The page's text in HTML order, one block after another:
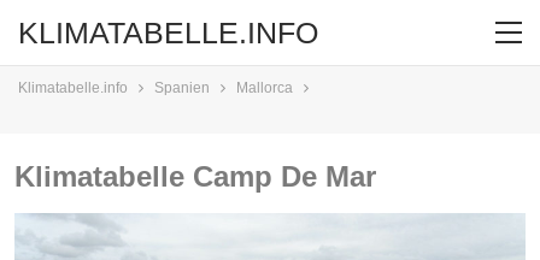
KLIMATABELLE.INFO
Klimatabelle.info Spanien Mallorca
Klimatabelle Camp De Mar